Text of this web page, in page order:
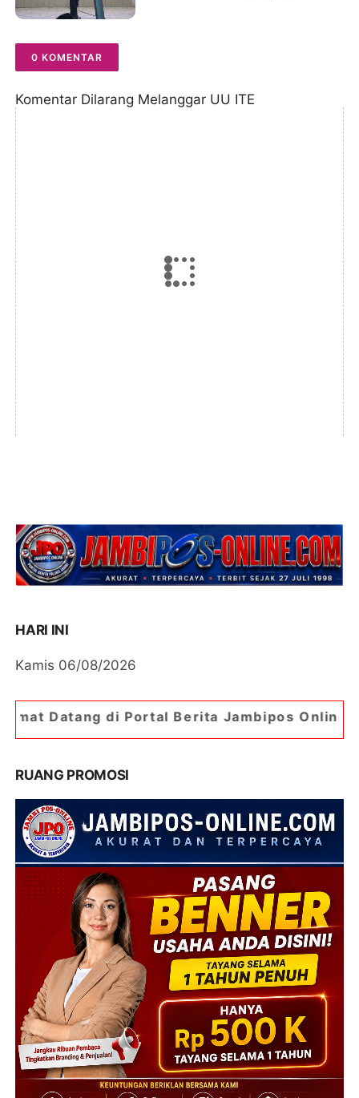
0 KOMENTAR
Komentar Dilarang Melanggar UU ITE
HARI INI
Kamis 06/08/2026
Portal Berita Jambipos Online. Portal Berita
RUANG PROMOSI